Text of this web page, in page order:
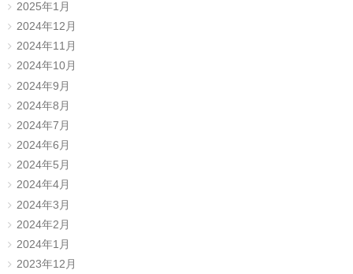
2025年1月
2024年12月
2024年11月
2024年10月
2024年9月
2024年8月
2024年7月
2024年6月
2024年5月
2024年4月
2024年3月
2024年2月
2024年1月
2023年12月